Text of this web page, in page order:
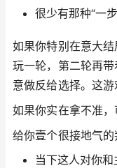
很少有那种“一
如果你特别在意大
玩一轮，第二轮再带
意做反给选择。这游
如果你实在拿不准
给你壹个很接地气的
当下这人对你